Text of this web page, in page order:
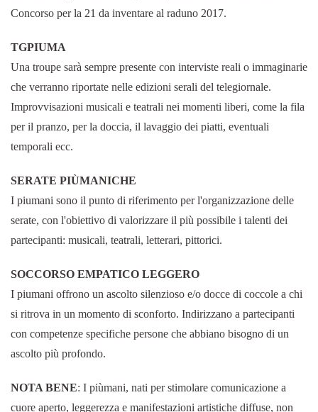
Concorso per la 21 da inventare al raduno 2017.
TGPIUMA
Una troupe sarà sempre presente con interviste reali o immaginarie
che verranno riportate nelle edizioni serali del telegiornale.
Improvvisazioni musicali e teatrali nei momenti liberi, come la fila
per il pranzo, per la doccia, il lavaggio dei piatti, eventuali
temporali ecc.
SERATE PIÙMANICHE
I piumani sono il punto di riferimento per l'organizzazione delle
serate, con l'obiettivo di valorizzare il più possibile i talenti dei
partecipanti: musicali, teatrali, letterari, pittorici.
SOCCORSO EMPATICO LEGGERO
I piumani offrono un ascolto silenzioso e/o docce di coccole a chi
si ritrova in un momento di sconforto. Indirizzano a partecipanti
con competenze specifiche persone che abbiano bisogno di un
ascolto più profondo.
NOTA BENE: I piùmani, nati per stimolare comunicazione a
cuore aperto, leggerezza e manifestazioni artistiche diffuse, non